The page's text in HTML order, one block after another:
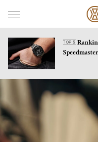
content
TOP 5